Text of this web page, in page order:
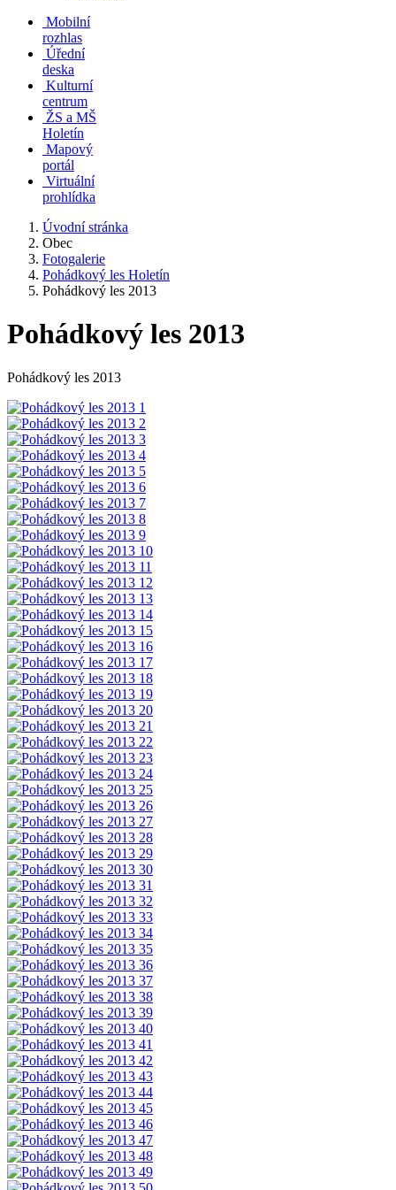
Mobilní
rozhlas
Úřední
deska
Kulturní
centrum
ŽS a MŠ
Holetín
Mapový
portál
Virtuální
prohlídka
Úvodní stránka
Obec
Fotogalerie
Pohádkový les Holetín
Pohádkový les 2013
Pohádkový les 2013
Pohádkový les 2013